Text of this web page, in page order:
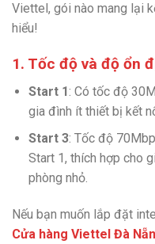
Viettel, gói nào mang lại
hiểu!
1. Tốc độ và độ ổn
Start 1: Có tốc độ
gia đình ít thiết bị kết
Start 3: Tốc độ
Start 1, thích hợp cho
phòng nhỏ.
Nếu bạn muốn lắp đặt
Cửa hàng Viettel Đà